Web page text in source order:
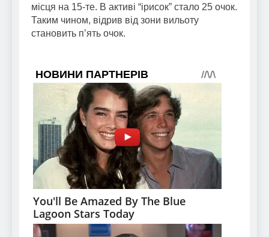
місця на 15-те. В активі “ірисок” стало 25 очок.
Таким чином, відрив від зони вильоту
становить п’ять очок.